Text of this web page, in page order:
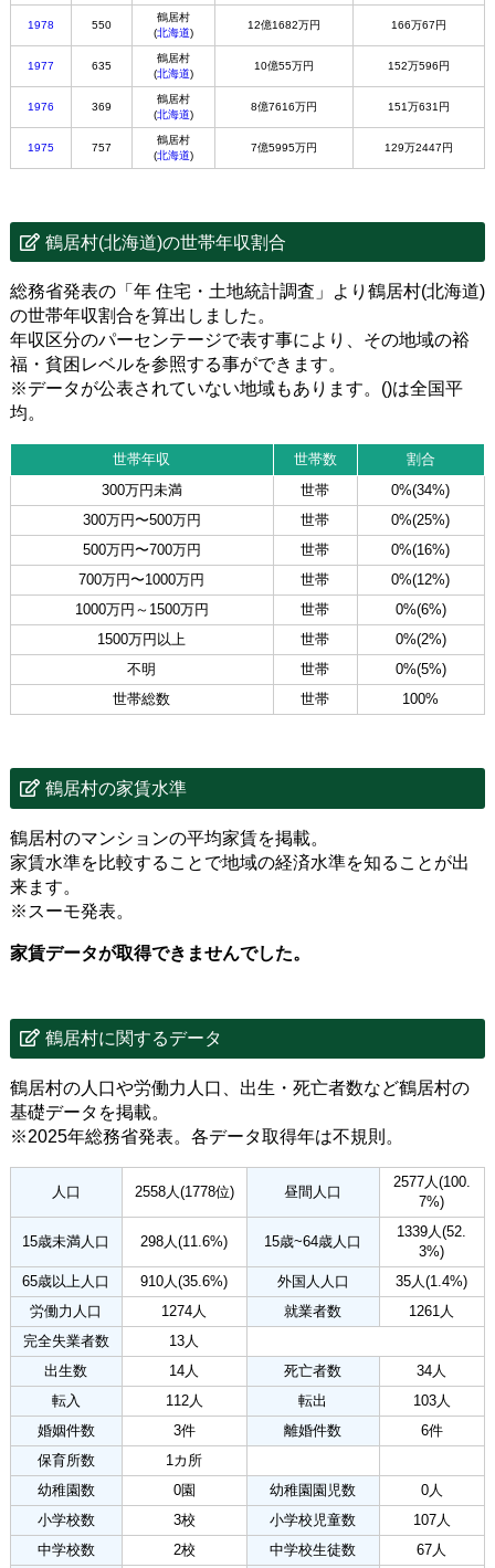
1978 550
鶴居村
(北海道)
12億1682万円 166万67円
1977 635
鶴居村
(北海道)
10億55万円 152万596円
1976 369
鶴居村
(北海道)
8億7616万円 151万631円
1975 757
鶴居村
(北海道)
7億5995万円 129万2447円
鶴居村(北海道)の世帯年収割合
総務省発表の「年 住宅・土地統計調査」より鶴居村(北海道)
の世帯年収割合を算出しました。
年収区分のパーセンテージで表す事により、その地域の裕
福・貧困レベルを参照する事ができます。
※データが公表されていない地域もあります。()は全国平
均。
世帯年収 世帯数
割合
300万円未満
世帯
0%(34%)
300万円〜500万円
世帯
0%(25%)
500万円〜700万円
世帯
0%(16%)
700万円〜1000万円
世帯
0%(12%)
1000万円～1500万円
世帯
0%(6%)
1500万円以上
世帯
0%(2%)
不明
世帯
0%(5%)
世帯総数
世帯 100%
鶴居村の家賃水準
鶴居村のマンションの平均家賃を掲載。
家賃水準を比較することで地域の経済水準を知ることが出
来ます。
※スーモ発表。
家賃データが取得できませんでした。
鶴居村に関するデータ
鶴居村の人口や労働力人口、出生・死亡者数など鶴居村の
基礎データを掲載。
※2025年総務省発表。各データ取得年は不規則。
人口 2558人(1778位) 昼間人口
2577人(100.
7%)
15歳未満人口 298人(11.6%) 15歳~64歳人口
1339人(52.
3%)
65歳以上人口
910人(35.6%) 外国人人口
35人(1.4%)
労働力人口
1274人 就業者数
1261人
完全失業者数
13人
出生数
14人 死亡者数
34人
転入
112人 転出
103人
婚姻件数
3件 離婚件数
6件
保育所数
1カ所
幼稚園数
0園 幼稚園園児数
0人
小学校数
3校 小学校児童数
107人
中学校数
2校 中学校生徒数 67人